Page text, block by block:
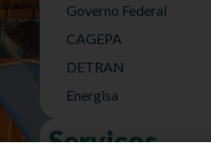
Governo Federal
CAGEPA
DETRAN
Energisa
Serviços